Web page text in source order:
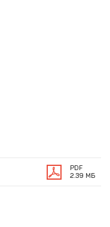
PDF
2.39 МБ